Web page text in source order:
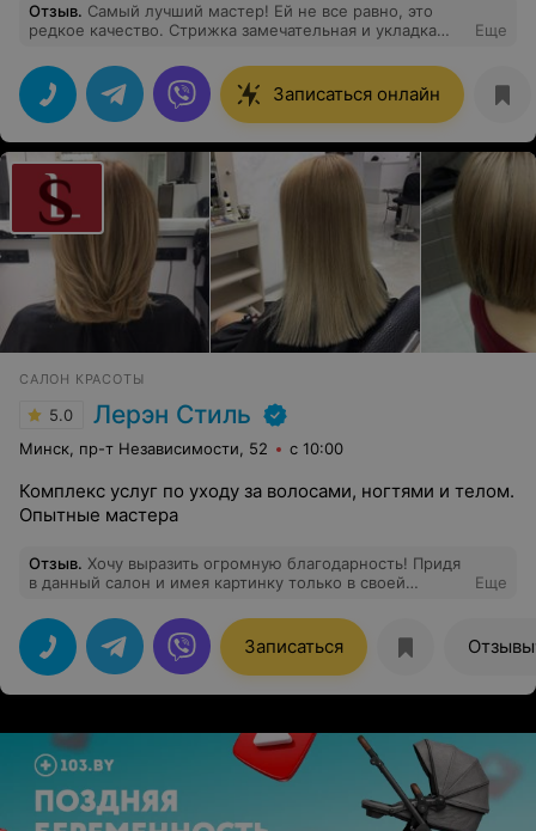
Отзыв. Самый лучший мастер! Ей не все равно, это
редкое качество. Стрижка замечательная и укладка
Еще
Записаться онлайн
САЛОН КРАСОТЫ
5.0 Лерэн Стиль
Минск, пр-т Независимости, 52 с 10:00
Комплекс услуг по уходу за волосами, ногтями и телом.
Опытные мастера
Отзыв. Хочу выразить огромную благодарность! Придя
в данный салон и имея картинку только в своей
представляла) Спасибо огромные за Вашу работу и
Ваш труд. Отличное место, рекомендую! Отношение к
клиентам на высшем уровне, так держать! Буду
возвращаться сюда снова!
Еще
Записаться Отзывы